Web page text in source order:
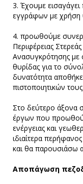
3. Έχουμε εισαγάγει
εγγράφων με
4. προωθούμε
Περιφέρειας
Ανασυγκρότησης με
θυρίδας για το
δυνατότητα
πιστοποιητικών τους.
Στο δεύτερο άξονα
έργων που
ενέργειας και
ιδιαίτερα
και θα παρουσιάσω
Αποπάγωση